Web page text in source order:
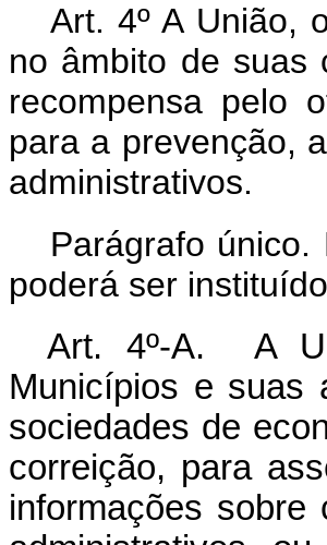
Art. 4ºA União,
no âmbito de suas
recompensa pelo
para a prevenção,
administrativos.
Parágrafo
poderá ser
Art. 4º-A. A
Municípios e suas
sociedades de
correição, para
informações